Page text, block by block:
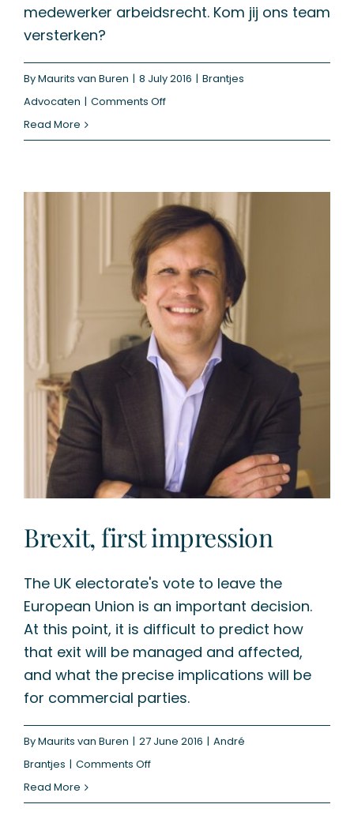
medewerker arbeidsrecht. Kom jij ons team
versterken?
ByMaurits van Buren | 8 July 2016 | Brantjes
Advocaten | Comments Offon
arbeidsrecht
Read More
Brexit, first impression
The UK electorate's vote to leave the
European Union is an important decision.
At this point, it is difficult to predict how
that exit will be managed and affected,
and what the precise implications will be
for commercial parties.
ByMaurits van Buren | 27 June 2016 | André
Brantjes | Comments Offon
Read More